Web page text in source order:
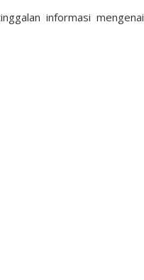
informasi mengenai